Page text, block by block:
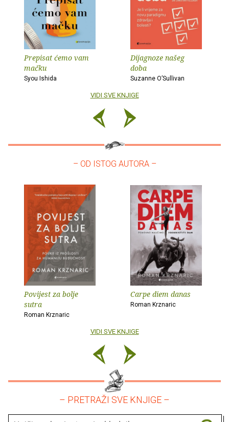
Prepisat ćemo vam
mačku
Syou Ishida
Dijagnoze našeg
doba
Suzanne O’Sullivan
VIDI SVE KNJIGE
– OD ISTOG AUTORA –
Povijest za bolje
sutra
Roman Krznaric
Carpe diem danas
Roman Krznaric
VIDI SVE KNJIGE
– PRETRAŽI SVE KNJIGE –